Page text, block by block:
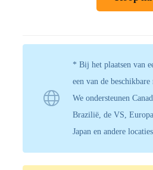
* Bij het plaatsen van
een van de beschikbare
We ondersteunen
Brazilië, de VS,
Japan en andere